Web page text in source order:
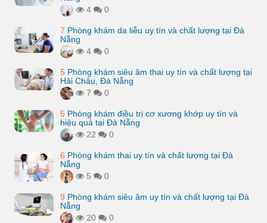
4
0
7 Phòng khám da liễu uy tín và chất lượng tại Đà
Nẵng
4
0
5 Phòng khám siêu âm thai uy tín và chất lượng tại
Hải Châu, Đà Nẵng
7
0
5 Phòng khám điều trị cơ xương khớp uy tín và
hiệu quả tại Đà Nẵng
22
0
6 Phòng khám thai uy tín và chất lượng tại Đà
Nẵng
5
0
9 Phòng khám siêu âm uy tín và chất lượng tại Đà
Nẵng
20
0